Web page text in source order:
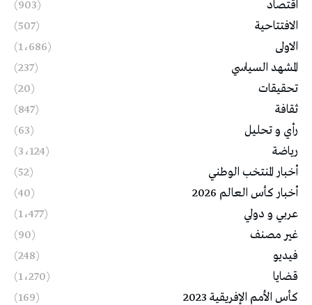
اقتصاد
(903)
الافتتاحية
(507)
الاولى
(1٬686)
المشهد السياسي
(237)
تحقيقات
(20)
ثقافة
(847)
رأي و تحليل
(63)
رياضة
(3٬124)
أخبار المنتخب الوطني
(52)
أخبار كأس العالم 2026
(40)
عربي و دولي
(1٬477)
غير مصنف
(90)
فيديو
(248)
قضايا
(1٬270)
كأس الأمم الإفريقية 2023
(169)